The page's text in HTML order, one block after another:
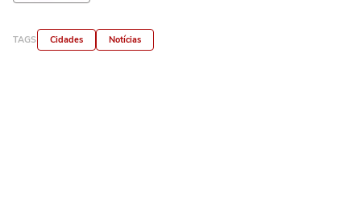
TAGS Cidades Notícias